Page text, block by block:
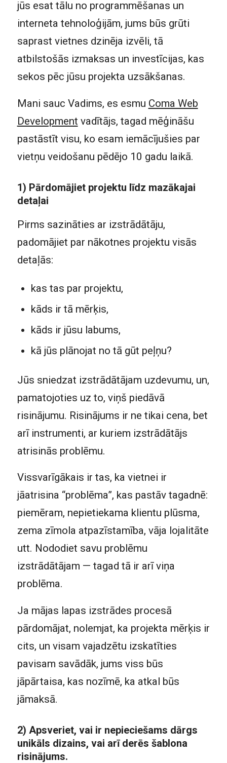
jūs esat tālu no programmēšanas un
interneta tehnoloģijām, jums būs grūti
saprast vietnes dzinēja izvēli, tā
atbilstošās izmaksas un investīcijas, kas
sekos pēc jūsu projekta uzsākšanas.
Mani sauc Vadims, es esmu Coma Web
Development vadītājs, tagad mēģināšu
pastāstīt visu, ko esam iemācījušies par
vietņu veidošanu pēdējo 10 gadu laikā.
1) Pārdomājiet projektu līdz mazākajai
detaļai
Pirms sazināties ar izstrādātāju,
padomājiet par nākotnes projektu visās
detaļās:
kas tas par projektu,
kāds ir tā mērķis,
kāds ir jūsu labums,
kā jūs plānojat no tā gūt peļņu?
Jūs sniedzat izstrādātājam uzdevumu, un,
pamatojoties uz to, viņš piedāvā
risinājumu. Risinājums ir ne tikai cena, bet
arī instrumenti, ar kuriem izstrādātājs
atrisinās problēmu.
Vissvarīgākais ir tas, ka vietnei ir
jāatrisina “problēma”, kas pastāv tagadnē:
piemēram, nepietiekama klientu plūsma,
zema zīmola atpazīstamība, vāja lojalitāte
utt. Nododiet savu problēmu
izstrādātājam — tagad tā ir arī viņa
problēma.
Ja mājas lapas izstrādes procesā
pārdomājat, nolemjat, ka projekta mērķis ir
cits, un visam vajadzētu izskatīties
pavisam savādāk, jums viss būs
jāpārtaisa, kas nozīmē, ka atkal būs
jāmaksā.
2) Apsveriet, vai ir nepieciešams dārgs
unikāls dizains, vai arī derēs šablona
risinājums.